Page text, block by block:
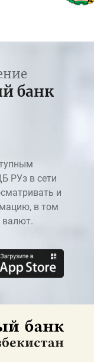
банк
РУз в сети
и
в том
валют.